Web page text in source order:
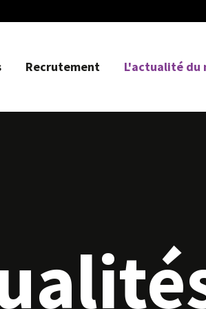
Recrutement L'actualité du